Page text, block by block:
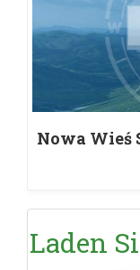
Nowa Wieś
Laden